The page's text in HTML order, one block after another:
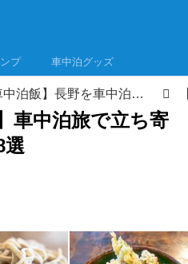
プ 車中泊グッズ
【車中泊飯】長野を車中泊で旅するなら、うまい「信州そば」を食すべし！ 信州そば処8選
車中泊旅で立ち寄
選